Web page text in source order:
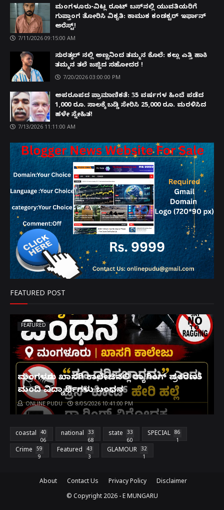
ಮಂಗಳೂರು-ವಿಟ್ಲ ರೂಟ್ ಬಸ್‌ನಲ್ಲಿ ಯುವತಿಯರಿಗೆ
ಗುಪ್ತಾಂಗ ತೋರಿಸಿ ವಿಕೃತಿ: ಕಾಮುಕ ಕಂಡಕ್ಟರ್ ಇರ್ಫಾನ್
ಅರೆಸ್ಟ್!
7/11/2026 09:15:00 AM
ಸುರತ್ಕಲ್ ನಲ್ಲಿ ಅಣ್ಣನಿಂದ ತಮ್ಮನ ಕೊಲೆ: ಕಲ್ಲು ಎತ್ತಿ ಹಾಕಿ
ತಮ್ಮನ ತಲೆ ಜಜ್ಜಿದ ಸಹೋದರ !
7/20/2026 03:00:00 PM
ಅಪರೂಪದ ಪ್ರಾಮಾಣಿಕತೆ: 35 ವರ್ಷಗಳ ಹಿಂದೆ ಪಡೆದ
1,000 ರೂ. ಸಾಲಕ್ಕೆ ಬಡ್ಡಿ ಸೇರಿಸಿ 25,000 ರೂ. ಮರಳಿಸಿದ
ಹಳೇ ಸ್ನೇಹಿತ!
7/13/2026 11:11:00 AM
FEATURED POST
FEATURED
ಮಂಗಳೂರು ಖಾಸಗಿ ಕಾಲೇಜಿನಲ್ಲಿ ರ‌್ಯಾಗಿಂಗ್ ಪ್ರಕರಣ5
ಮಂದಿ ವಿದ್ಯಾರ್ಥಿಗಳು ಬಂಧನ
ONLINE PUDU 8/05/2026 10:41:00 PM
coastal
40
06
national
33
68
state
33
60
SPECIAL
86
1
Crime
59
9
Featured
43
3
GLAMOUR
32
1
About Contact Us Privacy Policy
Disclaimer
© Copyright 2026 -E MUNGARU